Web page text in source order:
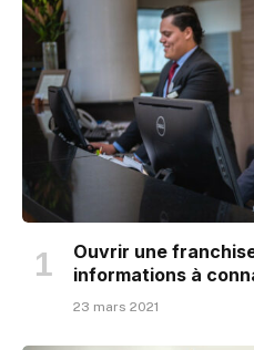
Ouvrir une
informations à
23 mars 2021